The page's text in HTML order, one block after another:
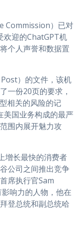
Commission）已对
欢迎的ChatGPT机
个人声誉和数据置
）的文件，该机
一份20页的要求，
相关的风险的记
美国业务构成的最严
围内展开魅力攻
增长最快的消费者
公司之间推出竞争
席执行官Sam
响力的人物，他在
登总统和副总统哈